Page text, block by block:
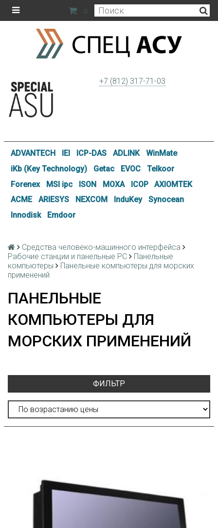
0
+7 (812) 317-71-03
ADVANTECH IEI ICP-DAS ADLINK
WinMate
iKb (Key Technology)
Getac EVOC
Telkoor
Forenex
MSI ipc ISON MOXA ICOP
AXIOMTEK
ACME
ARIESYS NEXCOM InduKey
Synocean
Innodisk
Emdoor
Средства человеко-машинного интерфейса
Рабочие станции и панельные РС
Панельные
компьютеры
Панельные компьютеры для морских
применений
ПАНЕЛЬНЫЕ
КОМПЬЮТЕРЫ ДЛЯ
МОРСКИХ ПРИМЕНЕНИЙ
ФИЛЬТР